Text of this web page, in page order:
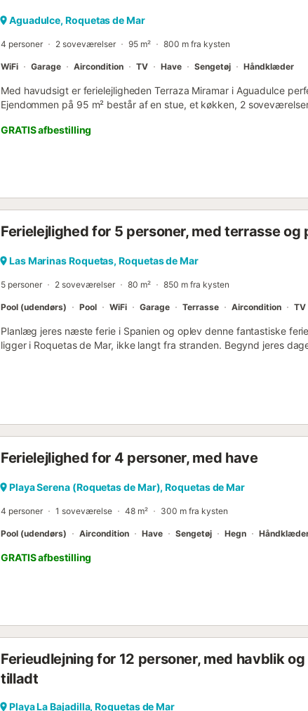
Aguadulce, Roquetas de Mar
4 personer 2 soveværelser 95 m² 800 m fra kysten
WiFi Garage Aircondition TV Have Sengetøj Håndklæder
Med havudsigt er ferielejligheden Terraza Miramar i Aguadulce
Ejendommen på 95 m² består af en stue, et køkken, 2
et TV, aircondition og en vaskemaskine. En babyseng er også
og der er overvågningskameraer og/eller lydoptagelsesenheder.
udendørsområde med en åben terrasse, en overdækket terrasse
på stranden. En parkeringsplads er tilgængelig i en garage.
GRATIS afbestilling
Ferielejlighed for 5 personer, med terrasse og
Las Marinas Roquetas, Roquetas de Mar
5 personer 2 soveværelser 80 m² 850 m fra kysten
Pool (udendørs) Pool WiFi Garage Terrasse Aircondition TV
Planlæg jeres næste ferie i Spanien og oplev denne fantastiske
ligger i Roquetas de Mar, ikke langt fra stranden. Begynd jeres
afslappende dag på ferien. Tilbring frokosten behageligt på
fælles pool jer til at køle ned. Svøm et par længder i vandet og lad
en betagende udsigt over kysten, bør også være på jeres
Ferielejlighed for 4 personer, med have
Playa Serena (Roquetas de Mar), Roquetas de Mar
4 personer 1 soveværelse 48 m² 300 m fra kysten
Pool (udendørs) Aircondition Have Sengetøj Hegn
GRATIS afbestilling
Ferieudlejning for 12 personer, med havblik
tilladt
Playa La Bajadilla, Roquetas de Mar